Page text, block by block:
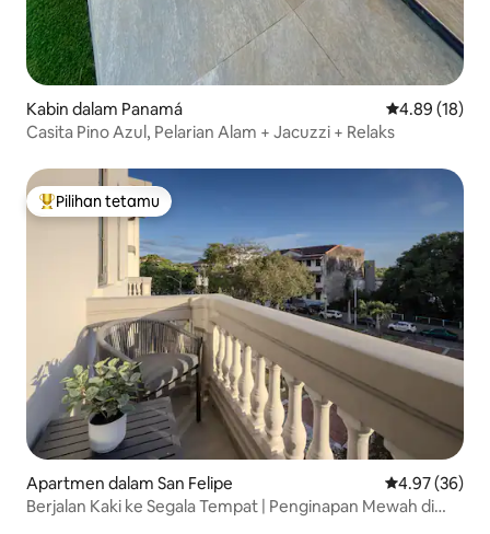
Kabin dalam Panamá Penarafan
4.89 (18)
Casita Pino Azul, Pelarian Alam + Jacuzzi + Relaks
Pilihan utama tetamu
Pilihan tetamu
Apartmen dalam San Felipe Penarafan
4.97 (36)
Berjalan Kaki ke Segala Tempat | Penginapan Mewah di